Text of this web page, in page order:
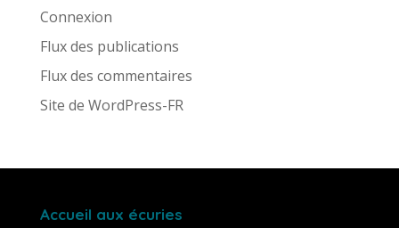
Connexion
Flux des publications
Flux des commentaires
Site de WordPress-FR
Accueil aux écuries